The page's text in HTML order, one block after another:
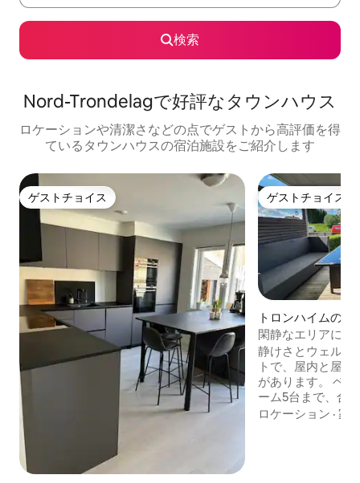
検索
Nord-Trondelagで好評なタウンハウス
ロケーションや清潔さなどの点でゲストから高評価を得
ているタウンハウスの宿泊施設をご紹介します
ゲストチョイス
ゲストチョイス ゲストチョイス
ゲストチョイス
トロンハイムの町
閑静なエリアにあ
した家
静けさとウェルネ
トで、屋内と屋
があります。 ベ
ーム5台まで、合
ングルベッド1台
ロケーション ·家